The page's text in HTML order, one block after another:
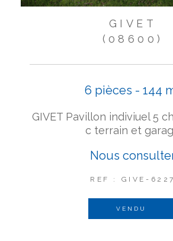
GIVET
(08600)
6 pièces - 144
GIVET Pavillon indiviuel 5
c terrain et
Nous
REF : GIVE-6227
VENDU